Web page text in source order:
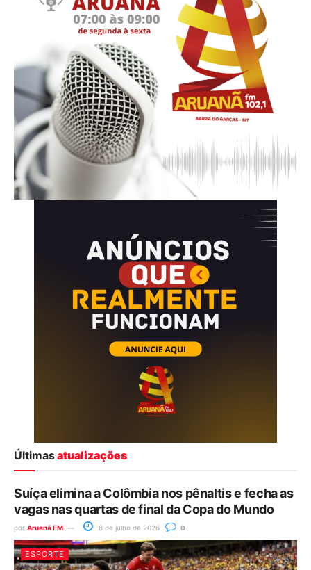
Últimasatualizações
Suíça elimina a Colômbia nos pênaltis e fecha as
vagas nas quartas de final da Copa do Mundo
por Aruanã FM 8 de julho de 2026 0
ESPORTE